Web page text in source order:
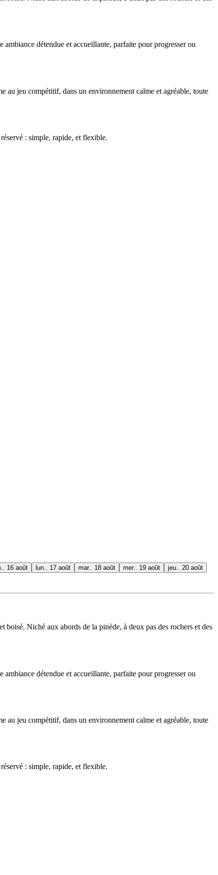
détendue et accueillante, parfaite pour progresser ou
au jeu compétitif, dans un environnement calme et agréable, toute
: simple, rapide, et flexible.
16 août lun.. 17 août mar.. 18 août mer.. 19 août jeu.. 20 août
boisé. Niché aux abords de la pinède, à deux pas des rochers et des
détendue et accueillante, parfaite pour progresser ou
au jeu compétitif, dans un environnement calme et agréable, toute
: simple, rapide, et flexible.